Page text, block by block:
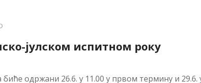
јулском испитном року
одржани 26.6. у 11.00 у првом термину и 29.6.